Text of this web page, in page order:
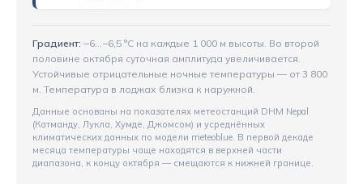
Градиент: −6…−6,5 °C на каждые 1 000 м высоты. Во второй
половине октября суточная амплитуда увеличивается.
Устойчивые отрицательные ночные температуры — от 3 800
м. Температура в лоджах близка к наружной.
Данные основаны на показателях метеостанций DHM Nepal
(Катманду, Лукла, Хумде, Джомсом) и усреднённых
климатических данных по модели meteoblue. В первой декаде
месяца температуры чаще находятся в верхней части
диапазона, к концу октября — смещаются к нижней границе.